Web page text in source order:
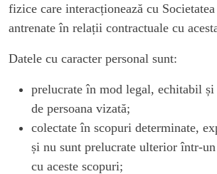
fizice care interacționează cu
antrenate în relații contractuale cu
Datele cu caracter personal sunt:
prelucrate în mod legal, echitabil și
de persoana vizată;
colectate în scopuri determinate,
și nu sunt prelucrate ulterior într-
cu aceste scopuri;